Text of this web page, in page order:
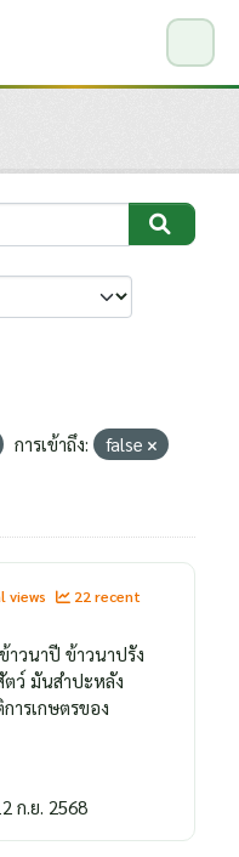
การเข้าถึง: false
views
22 recent
าวนาปี ข้าวนาปรัง
ตว์ มันสำปะหลัง
ารเกษตรของ
ก.ย. 2568